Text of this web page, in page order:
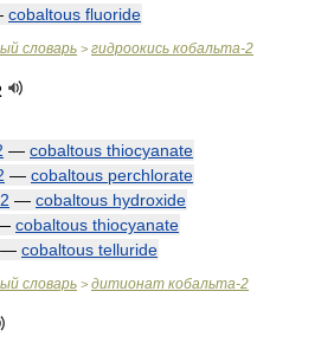
cobaltous fluoride
словарь > гидроокись кобальта-2
— cobaltous thiocyanate
— cobaltous perchlorate
— cobaltous hydroxide
cobaltous thiocyanate
— cobaltous telluride
словарь > дитионат кобальта-2